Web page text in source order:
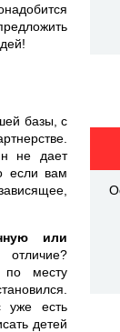
базы, с
не дает
если вам
или
месту
уже есть
детей